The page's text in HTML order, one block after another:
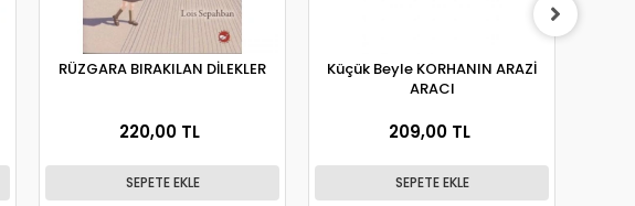
RÜZGARA BIRAKILAN DİLEKLER
220,00 TL
SEPETE EKLE
Küçük Beyle KORHANIN ARAZİ
ARACI
209,00 TL
SEPETE EKLE